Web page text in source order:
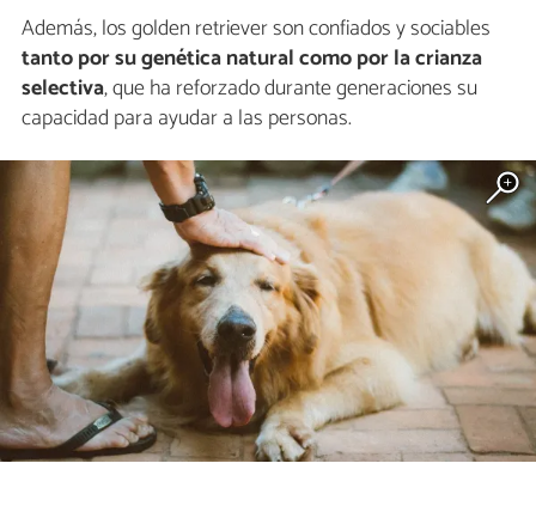
Además, los golden retriever son confiados y sociables
tanto por su genética natural como por la crianza
selectiva, que ha reforzado durante generaciones su
capacidad para ayudar a las personas.